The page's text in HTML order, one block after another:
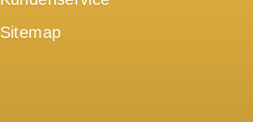
Sitemap